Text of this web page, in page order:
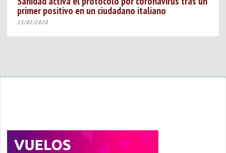
primer positivo en un ciudadano italiano
25/02/2020